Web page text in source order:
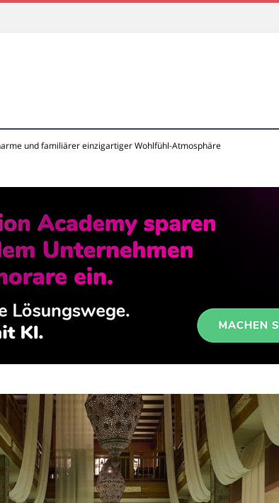
und familiärer einzigartiger Wohlfühl-Atmosphäre